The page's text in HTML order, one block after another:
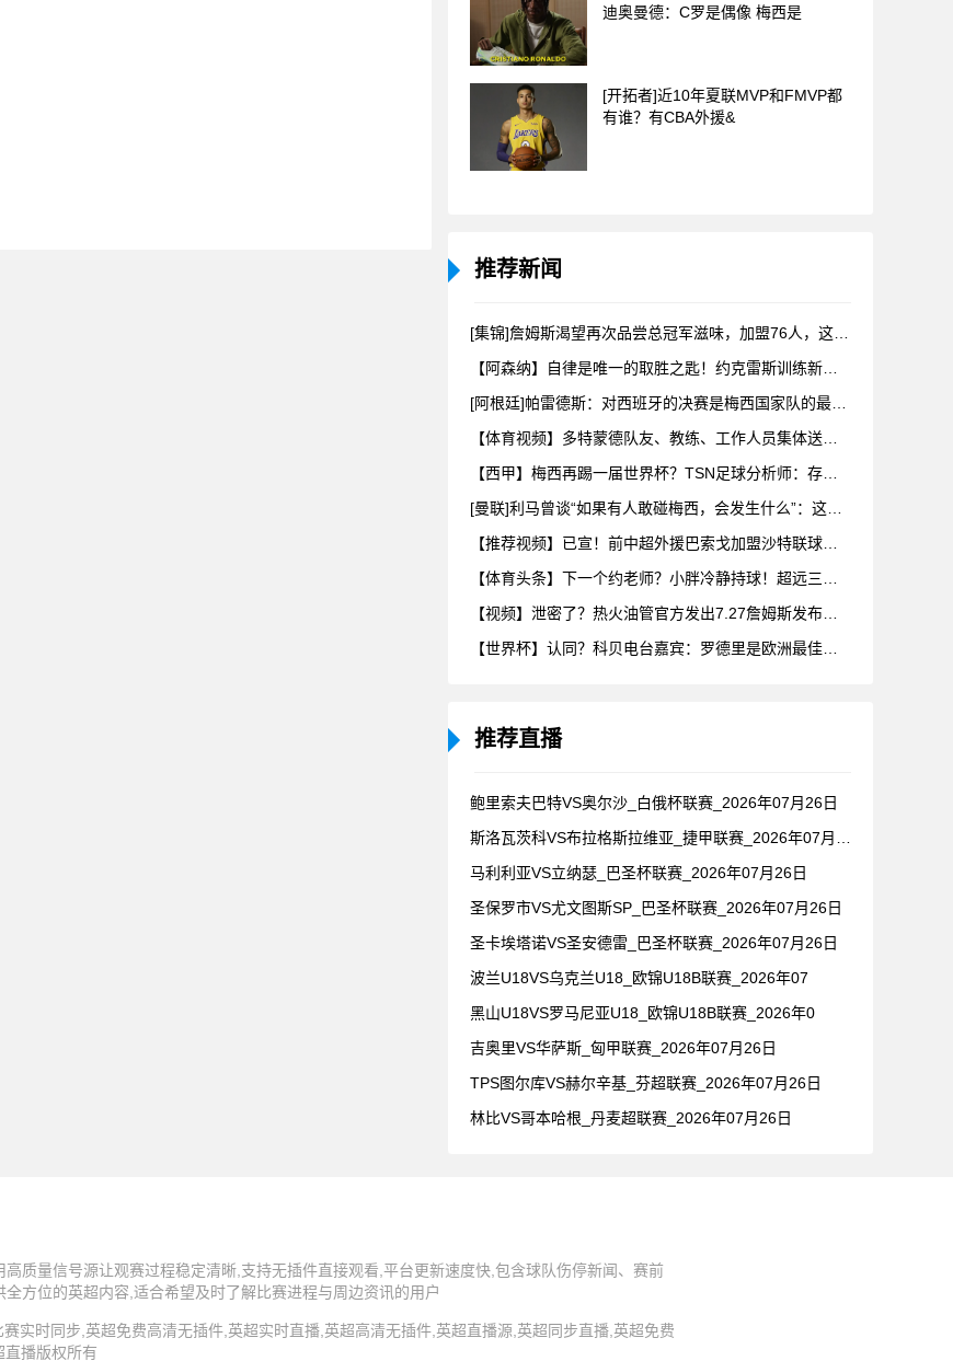
迪奥曼德：C罗是偶像 梅西是
[开拓者]近10年夏联MVP和FMVP都
有谁？有CBA外援&
推荐新闻
推荐直播
鲍里索夫巴特VS奥尔沙_白俄杯联赛_2026年07月26日
马利利亚VS立纳瑟_巴圣杯联赛_2026年07月26日
圣保罗市VS尤文图斯SP_巴圣杯联赛_2026年07月26日
圣卡埃塔诺VS圣安德雷_巴圣杯联赛_2026年07月26日
波兰U18VS乌克兰U18_欧锦U18B联赛_2026年07
黑山U18VS罗马尼亚U18_欧锦U18B联赛_2026年0
吉奥里VS华萨斯_匈甲联赛_2026年07月26日
TPS图尔库VS赫尔辛基_芬超联赛_2026年07月26日
林比VS哥本哈根_丹麦超联赛_2026年07月26日
质量信号源让观赛过程稳定清晰,支持无插件直接观看,平台更新速度快,包含球队伤停新闻、赛前
方位的英超内容,适合希望及时了解比赛进程与周边资讯的用户
实时同步,英超免费高清无插件,英超实时直播,英超高清无插件,英超直播源,英超同步直播,英超免费
播版权所有